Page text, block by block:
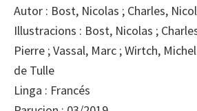
Autor : Bost, Nicolas ; Charles,
Illustracions : Bost, Nicolas ;
Pierre ; Vassal, Marc ; Wirtch,
de Tulle
Linga : Francés